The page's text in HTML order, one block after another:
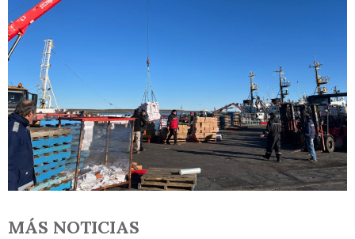
MÁS NOTICIAS